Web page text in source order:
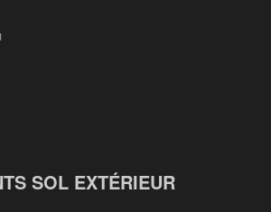
SOL EXTÉRIEUR